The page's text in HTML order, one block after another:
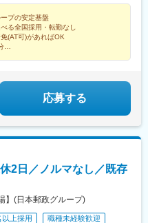
、京都、大津【C】月給21万
水戸、群馬、宇都宮、新潟、長
台、三重、松阪市、静岡、沼
岡、広島、福岡【D】月給20万
旭川、釧路、帯広、奈良、和歌
)青森、八戸、盛岡、秋田、福
川、松山、徳島、高知、大分、
山、宮古※これまでの経験・スキ
拠点により異なります※各勤務地
ープの安定基盤
る全国採用・転勤なし
(AT可)があればOK
応募する
2日／ノルマなし／既存
】(日本郵政グループ)
以上採用
職種未経験歓迎